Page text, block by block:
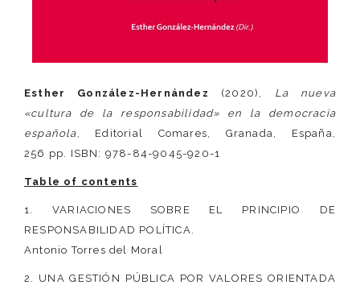
Esther González-Hernández (2020), La nueva
«cultura de la responsabilidad» en la democracia
española, Editorial Comares, Granada, España,
256 pp. ISBN: 978-84-9045-920-1
Table of contents
1. VARIACIONES SOBRE EL PRINCIPIO DE
RESPONSABILIDAD POLÍTICA.
Antonio Torres del Moral
2. UNA GESTIÓN PÚBLICA POR VALORES ORIENTADA